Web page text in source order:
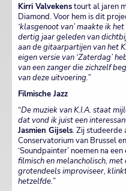
Kirri Valvekenstourt al jaren
Diamond. Voor hem is dit
‘klasgenoot van’ maakte ik
dertig jaar geleden van
aan de gitaarpartijen van het
eigen versie van ‘Zaterdag’
van een zanger die zichzelf
van deze uitvoering.”
Filmische Jazz
“De muziek van K.I.A. staat
dat vond ik juist een
Jasmien Gijsels. Zij studeerde
Conservatorium van Brussel
‘Soundpainter’ noemen na
filmisch en melancholisch,
grotendeels improviseer,
hetzelfde.”